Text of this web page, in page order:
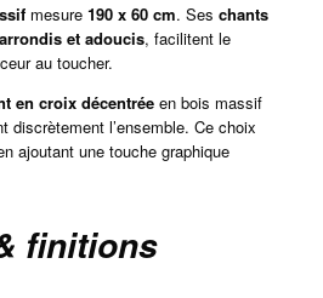
mesure 190 x 60 cm. Ses chants
arrondis et adoucis, facilitent le
au toucher.
en croix décentrée en bois massif
discrètement l’ensemble. Ce choix
ajoutant une touche graphique
finitions